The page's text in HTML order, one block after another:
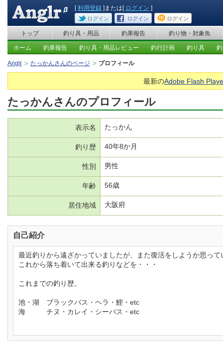
[利用登録 ]または[ ログイン ]
ログイン ログイン ログイン
トップ 釣り具・用品 釣果報告 釣り物・対象魚
ホーム 釣果報告 釣り具・用品レビュー 釣行計画 釣り具
Anglr たっかんさんのページ プロフィール
最新のAdobe Flash
たっかんさんのプロフィール
表示名 たっかん
釣り歴 40年8か月
性別 男性
年齢 56歳
居住地域 大阪府
自己紹介
最近釣りから遠ざかっていましたが、また復活をしようか思って
これから落ち着いて出来る釣りなどを・・・
これまでの釣り歴。
池・湖 ブラックバス・ヘラ・鯉・etc
海 チヌ・カレイ・シーバス・etc